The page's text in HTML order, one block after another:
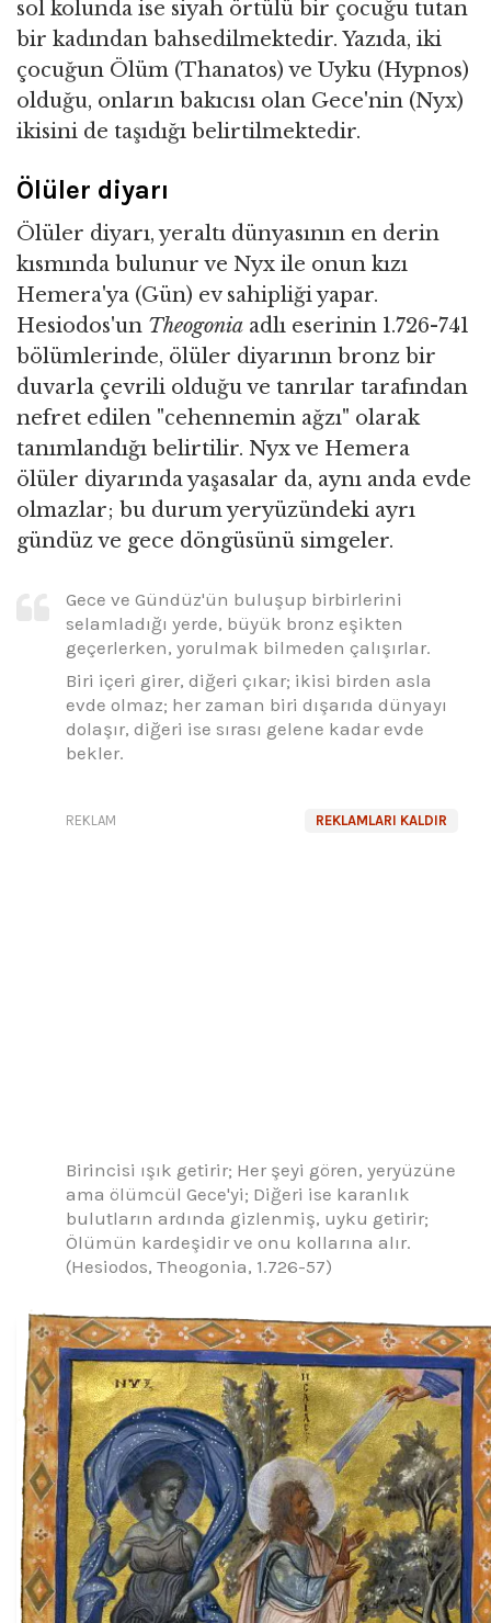
sol kolunda ise siyah örtülü bir çocuğu tutan
bir kadından bahsedilmektedir. Yazıda, iki
çocuğun Ölüm (Thanatos) ve Uyku (Hypnos)
olduğu, onların bakıcısı olan Gece'nin (Nyx)
ikisini de taşıdığı belirtilmektedir.
Ölüler diyarı
Ölüler diyarı, yeraltı dünyasının en derin
kısmında bulunur ve Nyx ile onun kızı
Hemera'ya (Gün) ev sahipliği yapar.
Hesiodos'un Theogonia adlı eserinin 1.726-741
bölümlerinde, ölüler diyarının bronz bir
duvarla çevrili olduğu ve tanrılar tarafından
nefret edilen "cehennemin ağzı" olarak
tanımlandığı belirtilir. Nyx ve Hemera
ölüler diyarında yaşasalar da, aynı anda evde
olmazlar; bu durum yeryüzündeki ayrı
gündüz ve gece döngüsünü simgeler.
Gece ve Gündüz'ün buluşup birbirlerini
selamladığı yerde, büyük bronz eşikten
geçerlerken, yorulmak bilmeden çalışırlar.
Biri içeri girer, diğeri çıkar; ikisi birden asla
evde olmaz; her zaman biri dışarıda dünyayı
dolaşır, diğeri ise sırası gelene kadar evde
bekler.
REKLAMLARI KALDIR
REKLAM
Birincisi ışık getirir; Her şeyi gören, yeryüzüne
ama ölümcül Gece'yi; Diğeri ise karanlık
bulutların ardında gizlenmiş, uyku getirir;
Ölümün kardeşidir ve onu kollarına alır.
(Hesiodos, Theogonia, 1.726-57)